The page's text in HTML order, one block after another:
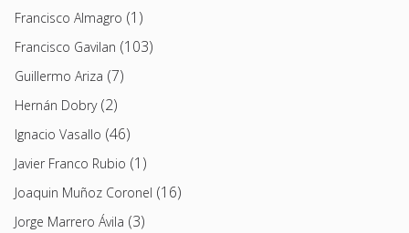
Francisco Almagro (1)
Francisco Gavilan (103)
Guillermo Ariza (7)
Hernán Dobry(2)
Ignacio Vasallo (46)
Javier Franco Rubio (1)
Joaquin Muñoz Coronel (16)
Jorge Marrero Ávila (3)